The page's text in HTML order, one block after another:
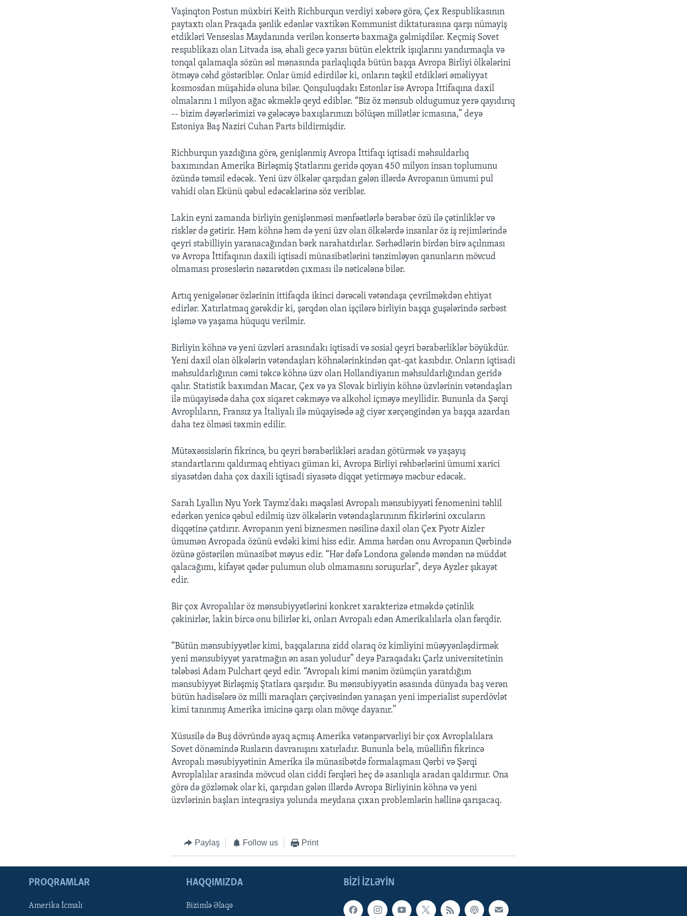
Vaşinqton Postun müxbiri Keith Richburqun verdiyi xəbərə görə, Çex Respublikasının
paytaxtı olan Praqada şənlik edənlər vaxtikən Kommunist diktaturasına qarşı nümayiş
etdikləri Venseslas Maydanında verilən konsertə baxmağa gəlmişdilər. Keçmiş Sovet
resşublikazı olan Litvada isə, əhali gecə yarısı bütün elektrik işıqlarını yandırmaqla və
tonqal qalamaqla sözün əsl mənasında parlaqlıqda bütün başqa Avropa Birliyi ölkələrini
ötməyə cəhd göstəriblər. Onlar ümid edirdilər ki, onların təşkil etdikləri əməliyyat
kosmosdan müşahidə oluna bilər. Qonşuluqdakı Estonlar isə Avropa İttifaqına daxil
olmalarını 1 milyon ağac əkməklə qeyd ediblər. “Biz öz mənsub oldugumuz yerə qayıdırıq
-- bizim dəyərlərimizi və gələcəyə baxışlarımızı bölüşən millətlər icmasına,” deyə
Estoniya Baş Naziri Cuhan Parts bildirmişdir.
Richburqun yazdığına görə, genişlənmiş Avropa İttifaqı iqtisadi məhsuldarlıq
baxımından Amerika Birləşmiş Ştatlarını geridə qoyan 450 milyon insan toplumunu
özündə təmsil edəcək. Yeni üzv ölkələr qarşıdan gələn illərdə Avropanın ümumi pul
vahidi olan Ekünü qəbul edəcəklərinə söz veriblər.
Lakin eyni zamanda birliyin genişlənməsi mənfəətlərlə bərabər özü ilə çətinliklər və
risklər də gətirir. Həm köhnə həm də yeni üzv olan ölkələrdə insanlar öz iş rejimlərində
qeyri stabilliyin yaranacağından bərk narahatdırlar. Sərhədlərin birdən birə açılnması
və Avropa İttifaqının daxili iqtisadi münasibətlərini tənzimləyən qanunların mövcud
olmaması proseslərin nəzarətdən çıxması ilə nəticələnə bilər.
Artıq yenigələnər özlərinin ittifaqda ikinci dərəcəli vətəndaşa çevrilməkdən ehtiyat
edirlər. Xatırlatmaq gərəkdir ki, şərqdən olan işçilərə birliyin başqa guşələrində sərbəst
işləmə və yaşama hüququ verilmir.
Birliyin köhnə və yeni üzvləri arasındakı iqtisadi və sosial qeyri bərabərliklər böyükdür.
Yeni daxil olan ölkələrin vətəndaşları köhnələrinkindən qat-qat kasıbdır. Onların iqtisadi
məhsuldarlığının cəmi təkcə köhnə üzv olan Hollandiyanın məhsuldarlığından geridə
qalır. Statistik baxımdan Macar, Çex və ya Slovak birliyin köhnə üzvlərinin vətəndaşları
ilə müqayisədə daha çox siqaret cəkməyə və alkohol içməyə meyllidir. Bununla da Şərqi
Avroplıların, Fransız ya İtaliyalı ilə müqayisədə ağ ciyər xərçəngindən ya başqa azardan
daha tez ölməsi təxmin edilir.
Mütəxəssislərin fikrincə, bu qeyri bərabərlikləri aradan götürmək və yaşayış
standartlarını qaldırmaq ehtiyacı güman ki, Avropa Birliyi rəhbərlərini ümumi xarici
siyasətdən daha çox daxili iqtisadi siyasətə diqqət yetirməyə məcbur edəcək.
Sarah Lyallın Nyu York Taymz’dakı məqaləsi Avropalı mənsubiyyəti fenomenini təhlil
edərkən yenicə qəbul edilmiş üzv ölkələrin vətəndaşlarınınm fikirlərini oxcuların
diqqətinə çatdırır. Avropanın yeni biznesmen nəsilinə daxil olan Çex Pyotr Aizler
ümumən Avropada özünü evdəki kimi hiss edir. Amma hərdən onu Avropanın Qərbində
özünə göstərilən münasibət məyus edir. “Hər dəfə Londona gələndə məndən nə müddət
qalacağımı, kifayət qədər pulumun olub olmamasını soruşurlar”, deyə Ayzler şıkayət
edir.
Bir çox Avropalılar öz mənsubiyyətlərini konkret xarakterizə etməkdə çətinlik
çəkinirlər, lakin bircə onu bilirlər ki, onları Avropalı edən Amerikalılarla olan fərqdir.
“Bütün mənsubiyyətlər kimi, başqalarına zidd olaraq öz kimliyini müəyyənləşdirmək
yeni mənsubiyyət yaratmağın ən asan yoludur” deyə Paraqadakı Çarlz universitetinin
tələbəsi Adam Pulchart qeyd edir. “Avropalı kimi mənim özümçün yaratdığım
mənsubiyyət Birləşmiş Ştatlara qarşıdır. Bu mənsubiyyətin əsasında dünyada baş verən
bütün hadisələrə öz milli maraqları çərçivəsindən yanaşan yeni imperialist superdövlət
kimi tanınmış Amerika imicinə qarşı olan mövqe dayanır.”
Xüsusilə də Buş dövründə ayaq açmış Amerika vətənpərvərliyi bir çox Avroplalılara
Sovet dönəmində Rusların davranışını xatırladır. Bununla belə, müəllifin fikrincə
Avropalı məsubiyyətinin Amerika ilə münasibətdə formalaşması Qərbi və Şərqi
Avroplalılar arasinda mövcud olan ciddi fərqləri heç də asanlıqla aradan qaldırmır. Ona
görə də gözləmək olar ki, qarşıdan gələn illərdə Avropa Birliyinin köhnə və yeni
üzvlərinin başları inteqrasiya yolunda meydana çıxan problemlərin həllinə qarışacaq.
Paylaş Follow us Print
BIZI IZLƏYIN
PROQRAMLAR
Amerika İcmalı
HAQQIMIZDA
Bizimlə Əlaqə